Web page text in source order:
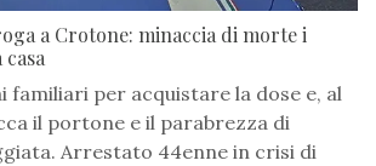
a Crotone: minaccia di morte i
familiari per acquistare la dose e, al
il portone e il parabrezza di
Arrestato 44enne in crisi di